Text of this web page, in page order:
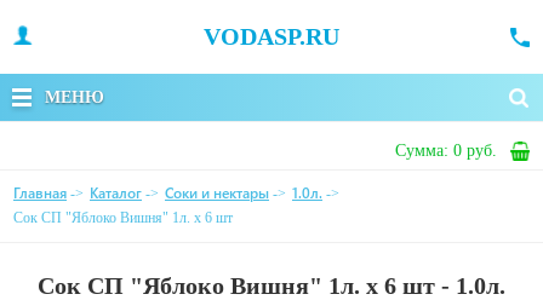
VODASP.RU
МЕНЮ
Сумма: 0 руб.
Главная -> Каталог -> Соки и нектары -> 1.0л. ->
Сок СП "Яблоко Вишня" 1л. х 6 шт
Сок СП "Яблоко Вишня" 1л. х 6 шт - 1.0л.